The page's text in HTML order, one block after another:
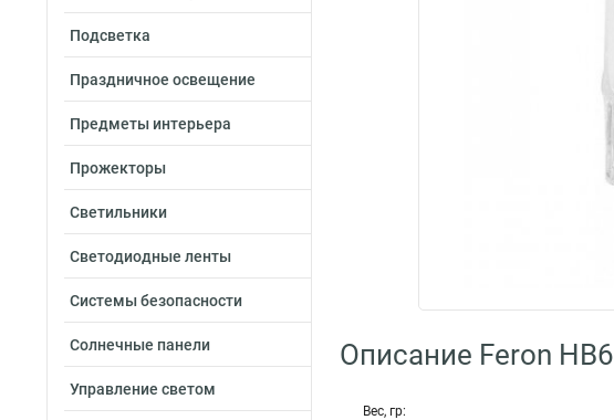
Подсветка
Праздничное освещение
Предметы интерьера
Прожекторы
Светильники
Светодиодные ленты
Системы безопасности
Солнечные панели
Управление светом
Описание Feron HB6
Вес, гр: